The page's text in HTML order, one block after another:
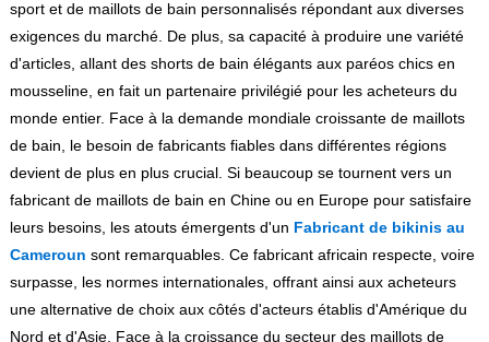
sport et de maillots de bain personnalisés répondant aux diverses
exigences du marché. De plus, sa capacité à produire une variété
d'articles, allant des shorts de bain élégants aux paréos chics en
mousseline, en fait un partenaire privilégié pour les acheteurs du
monde entier. Face à la demande mondiale croissante de maillots
de bain, le besoin de fabricants fiables dans différentes régions
devient de plus en plus crucial. Si beaucoup se tournent vers un
fabricant de maillots de bain en Chine ou en Europe pour satisfaire
leurs besoins, les atouts émergents d'un Fabricant de bikinis au
Cameroun sont remarquables. Ce fabricant africain respecte, voire
surpasse, les normes internationales, offrant ainsi aux acheteurs
une alternative de choix aux côtés d'acteurs établis d'Amérique du
Nord et d'Asie. Face à la croissance du secteur des maillots de